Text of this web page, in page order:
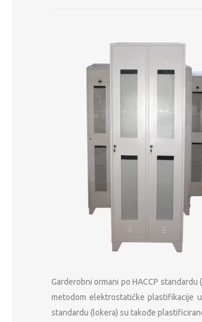
Garderobni ormani po HACCP
metodom elektrostatičke plastifikacije
standardu (lokera) su takođe